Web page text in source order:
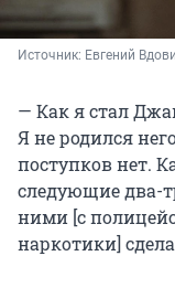
Источник: Евгений
— Как я стал
Я не родился
поступков нет.
следующие два-
ними [с
наркотики]